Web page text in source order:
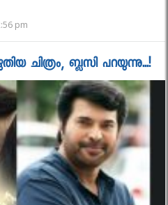
pm
ചിത്രം, ബ്ലസി പറയുന്നു...!